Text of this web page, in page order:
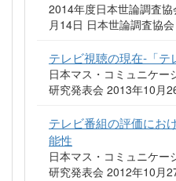
2014年度日本世論調査
月14日 日本世論調査協会
テレビ視聴の現在-「
日本マス・コミュニケ
研究発表会 2013年10月
テレビ番組の評価にお
能性
日本マス・コミュニケ
研究発表会 2012年10月